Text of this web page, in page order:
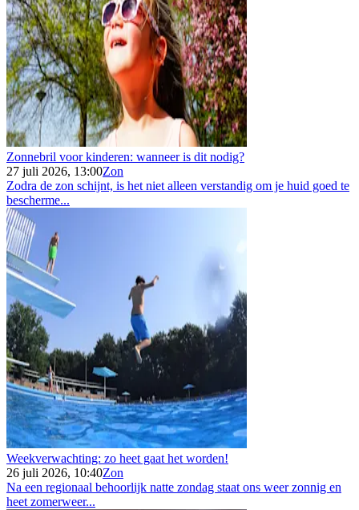
Zonnebril voor kinderen: wanneer is dit nodig?
27 juli 2026, 13:00Zon
Zodra de zon schijnt, is het niet alleen verstandig om je huid goed te
bescherme...
Weekverwachting: zo heet gaat het worden!
26 juli 2026, 10:40Zon
Na een regionaal behoorlijk natte zondag staat ons weer zonnig en
heet zomerweer...